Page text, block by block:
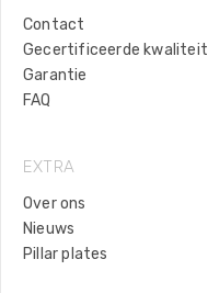
Contact
Gecertificeerde kwaliteit
Garantie
FAQ
EXTRA
Over ons
Nieuws
Pillar plates